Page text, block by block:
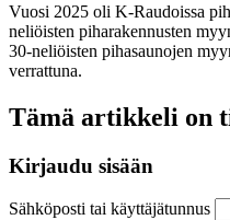
Vuosi 2025 oli K-Raudoissa
neliöisten piharakennusten
30-neliöisten pihasaunojen
verrattuna.
Tämä artikkeli on
Kirjaudu sisään
Sähköposti tai käyttäjätunnus